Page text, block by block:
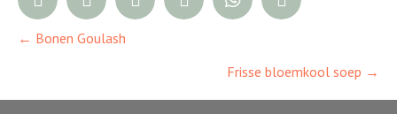
Posts
← Bonen Goulash
Frisse bloemkool soep →